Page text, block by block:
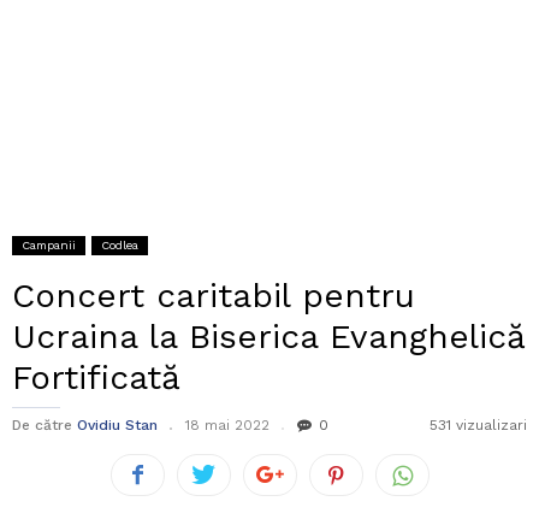
Campanii Codlea
Concert caritabil pentru
Ucraina la Biserica Evanghelică
Fortificată
De către Ovidiu Stan 18 mai 2022 0 531 vizualizari